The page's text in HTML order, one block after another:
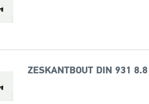
ZESKANTBOUT DIN 931